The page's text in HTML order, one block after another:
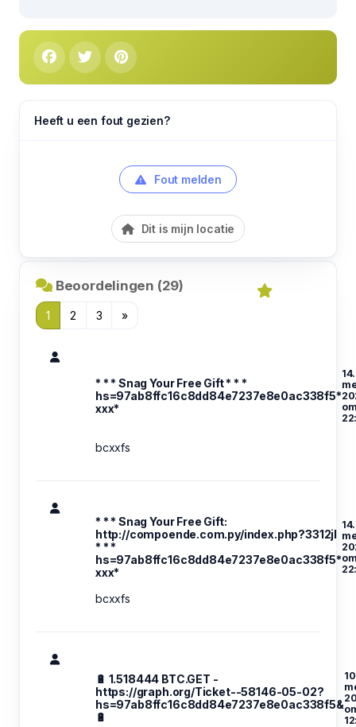
Heeft u een fout gezien?
Fout melden
Dit is mijn locatie
Beoordelingen (29)
1 2 3 »
* * * Snag Your Free Gift * * *
hs=97ab8ffc16c8dd84e7237e8e0ac338f5*
ххх*
14.
bcxxfs
* * * Snag Your Free Gift:
http://compoende.com.py/index.php?3312jl
* * *
hs=97ab8ffc16c8dd84e7237e8e0ac338f5*
ххх*
14.
bcxxfs
🔋 1.518444 BTC.GET -
https://graph.org/Ticket--58146-05-02?
hs=97ab8ffc16c8dd84e7237e8e0ac338f5&
🔋